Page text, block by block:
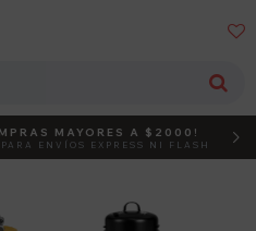

ACTIVÁ EL CÓDIGO
MAYORES A $2000!
ENVÍOS EXPRESS NI FLASH